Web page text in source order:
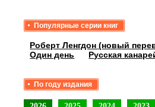
Популярные серии книг
Роберт Ленгдон (новый
Один день
Русская
По году издания